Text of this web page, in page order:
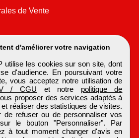
d'améliorer votre navigation
utilise les cookies sur son site, dont
d'audience. En poursuivant votre
vous acceptez notre utilisation de
/ CGU et notre politique de
proposer des services adaptés à
réaliser des statistiques de visites.
de refuser ou de personnaliser vos
le bouton "Personnaliser". Par
à tout moment changer d'avis en
de Vente